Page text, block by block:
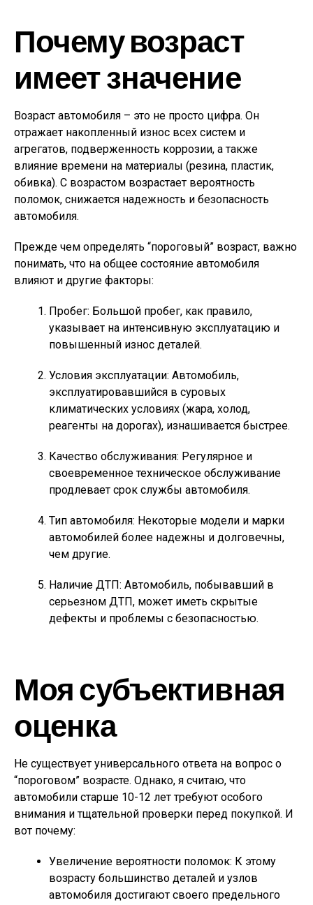
Почему возраст
имеет значение
Возраст автомобиля – это не просто цифра. Он
отражает накопленный износ всех систем и
агрегатов, подверженность коррозии, а также
влияние времени на материалы (резина, пластик,
обивка). С возрастом возрастает вероятность
поломок, снижается надежность и безопасность
автомобиля.
Прежде чем определять “пороговый” возраст, важно
понимать, что на общее состояние автомобиля
влияют и другие факторы:
Пробег: Большой пробег, как правило,
указывает на интенсивную эксплуатацию и
повышенный износ деталей.
Условия эксплуатации: Автомобиль,
эксплуатировавшийся в суровых
климатических условиях (жара, холод,
реагенты на дорогах), изнашивается быстрее.
Качество обслуживания: Регулярное и
своевременное техническое обслуживание
продлевает срок службы автомобиля.
Тип автомобиля: Некоторые модели и марки
автомобилей более надежны и долговечны,
чем другие.
Наличие ДТП: Автомобиль, побывавший в
серьезном ДТП, может иметь скрытые
дефекты и проблемы с безопасностью.
Моя субъективная
оценка
Не существует универсального ответа на вопрос о
“пороговом” возрасте. Однако, я считаю, что
автомобили старше 10-12 лет требуют особого
внимания и тщательной проверки перед покупкой. И
вот почему:
Увеличение вероятности поломок: К этому
возрасту большинство деталей и узлов
автомобиля достигают своего предельного